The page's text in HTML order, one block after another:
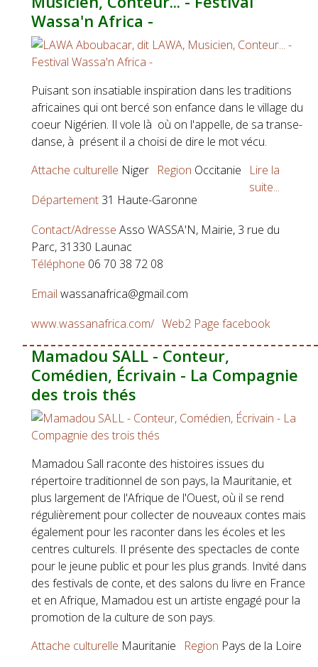
Wassa'n Africa -
Puisant son insatiable inspiration dans les traditions
africaines qui ont bercé son enfance dans le village du
coeur Nigérien. Il vole là où on l'appelle, de sa transe-
danse, à présent il a choisi de dire le mot vécu.
Attache culturelle Niger Region Occitanie
Département 31 Haute-Garonne
Contact/Adresse Asso WASSA'N, Mairie, 3 rue du
Parc, 31330 Launac
Téléphone 06 70 38 72 08
Email wassanafrica@gmail.com
www.wassanafrica.com/ Web2 Page facebook
Lire la
suite...
Mamadou SALL - Conteur,
Comédien, Écrivain - La Compagnie
des trois thés
Mamadou Sall raconte des histoires issues du
répertoire traditionnel de son pays, la Mauritanie, et
plus largement de l'Afrique de l'Ouest, où il se rend
régulièrement pour collecter de nouveaux contes mais
également pour les raconter dans les écoles et les
centres culturels. Il présente des spectacles de conte
pour le jeune public et pour les plus grands. Invité dans
des festivals de conte, et des salons du livre en France
et en Afrique, Mamadou est un artiste engagé pour la
promotion de la culture de son pays.
Attache culturelle Mauritanie Region Pays de la Loire